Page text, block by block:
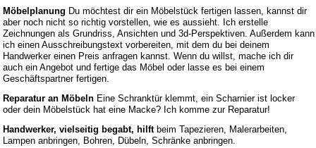
Möbelplanung Du möchtest dir ein Möbelstück fertigen lassen, kannst dir
aber noch nicht so richtig vorstellen, wie es aussieht. Ich erstelle
Zeichnungen als Grundriss, Ansichten und 3d-Perspektiven. Außerdem kann
ich einen Ausschreibungstext vorbereiten, mit dem du bei deinem
Handwerker einen Preis anfragen kannst. Wenn du willst, mache ich dir
auch ein Angebot und fertige das Möbel oder lasse es bei einem
Geschäftspartner fertigen.
Reparatur an Möbeln Eine Schranktür klemmt, ein Scharnier ist locker
oder dein Möbelstück hat eine Macke? Ich komme zur Reparatur!
Handwerker, vielseitig begabt, hilftbeim Tapezieren, Malerarbeiten,
Lampen anbringen, Bohren, Dübeln, Schränke anbringen.